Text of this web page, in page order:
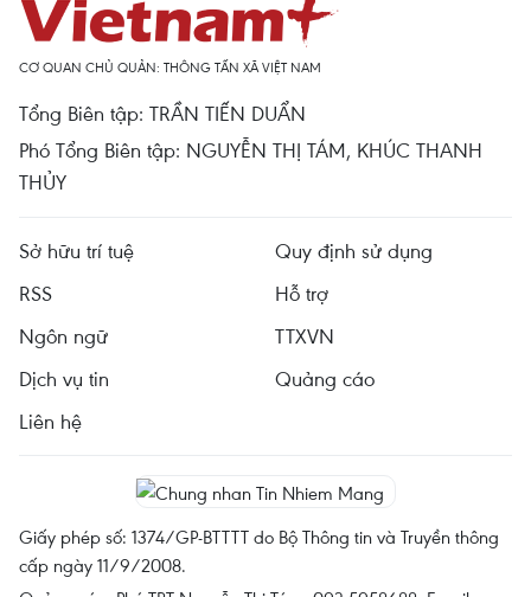
CƠ QUAN CHỦ QUẢN: THÔNG TẤN XÃ VIỆT NAM
Tổng Biên tập: TRẦN TIẾN DUẨN
Phó Tổng Biên tập: NGUYỄN THỊ TÁM, KHÚC THANH
THỦY
Sở hữu trí tuệ
Quy định sử dụng
RSS
Hỗ trợ
Ngôn ngữ
TTXVN
Dịch vụ tin
Quảng cáo
Liên hệ
Giấy phép số: 1374/GP-BTTTT do Bộ Thông tin và Truyền thông
cấp ngày 11/9/2008.